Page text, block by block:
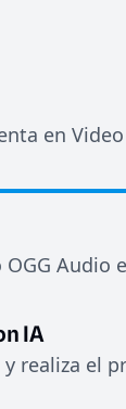
en
Audio
IA
realiza el